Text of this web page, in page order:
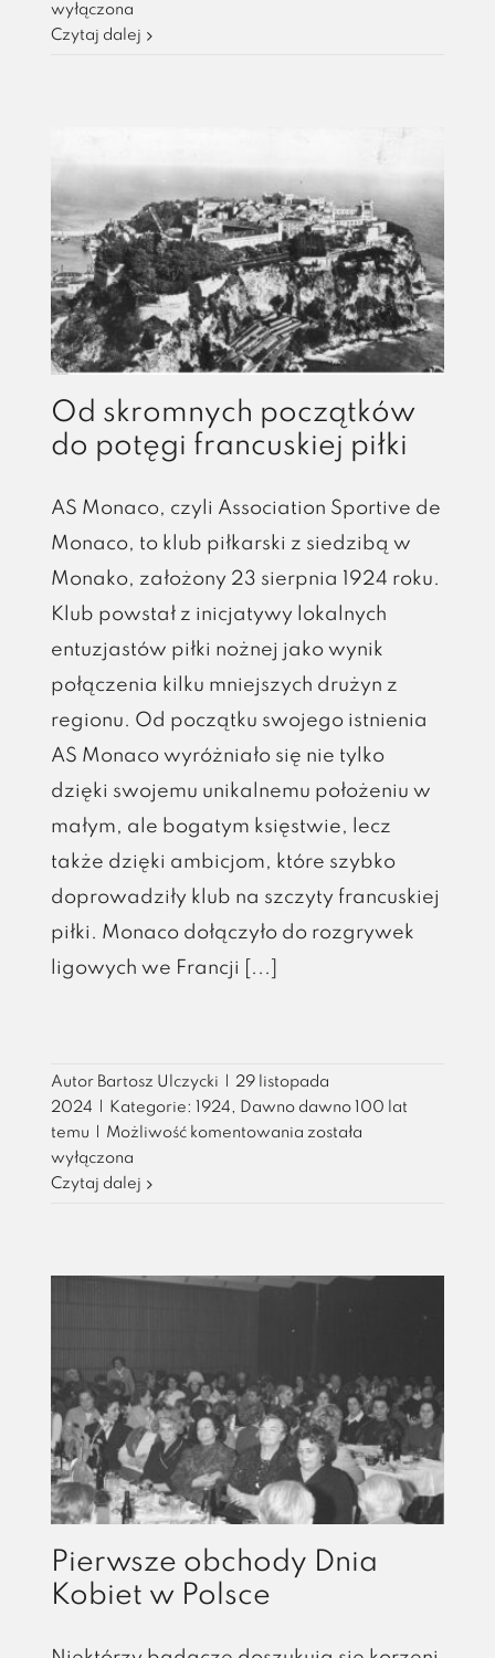
wyłączona
Czytaj dalej
Od skromnych początków
do potęgi francuskiej piłki
AS Monaco, czyli Association Sportive de
Monaco, to klub piłkarski z siedzibą w
Monako, założony 23 sierpnia 1924 roku.
Klub powstał z inicjatywy lokalnych
entuzjastów piłki nożnej jako wynik
połączenia kilku mniejszych drużyn z
regionu. Od początku swojego istnienia
AS Monaco wyróżniało się nie tylko
dzięki swojemu unikalnemu położeniu w
małym, ale bogatym księstwie, lecz
także dzięki ambicjom, które szybko
doprowadziły klub na szczyty francuskiej
piłki. Monaco dołączyło do rozgrywek
ligowych we Francji [...]
Autor Bartosz Ulczycki
29 listopada
2024
Kategorie: 1924, Dawno dawno 100 lat
temu
Możliwość komentowania Od
piłki
została
wyłączona
Czytaj dalej
Pierwsze obchody Dnia
Kobiet w Polsce